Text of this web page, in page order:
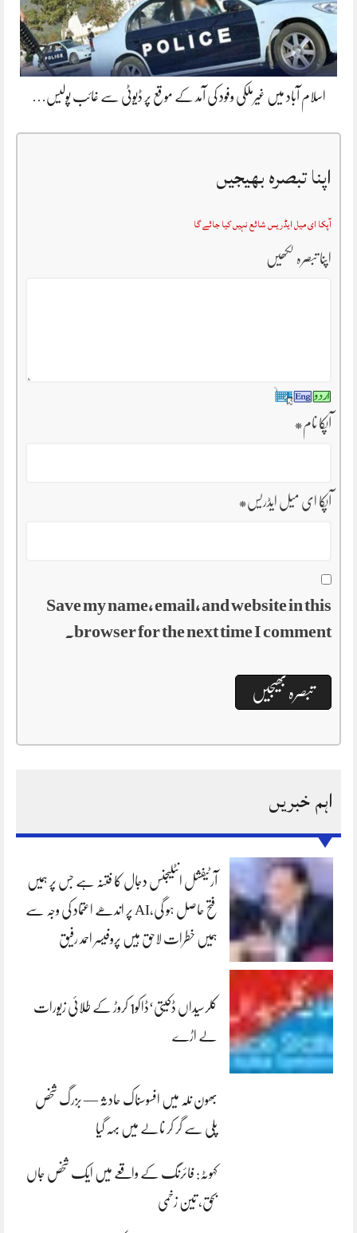
اسلام آباد میں غیرملکی وفود کی آمد کے موقع پر ڈیوٹی سے غائب پولیس…
اپنا تبصرہ بھیجیں
آپکا ای میل ایڈریس شائع نہیں کیا جائے گا
اپنا تبصرہ لکھیں
آپکا نام*
آپکا ای میل ایڈریس*
Save my name, email, and website in this
browser for the next time I comment.
اہم خبریں
آرٹیفشل انٹلیجنس دجال کا فتنہ ہے جس پر ہمیں
فتح حاصل ہو گی،AI پر اندھے اعتماد کی وجہ سے
ہمیں خطرات لاحق ہیں پروفیسر احمد رفیق
کلرسیداں ڈکیتی‘ڈاکو1 کروڑ کے طلائی زیورات
لے اڑے
بھون نلہ میں افسوسناک حادثہ — بزرگ شخص
پلی سے گر کر نالے میں بہہ گیا
کہوٹہ: فائرنگ کے واقعے میں ایک شخص جاں
بحق، تین زخمی